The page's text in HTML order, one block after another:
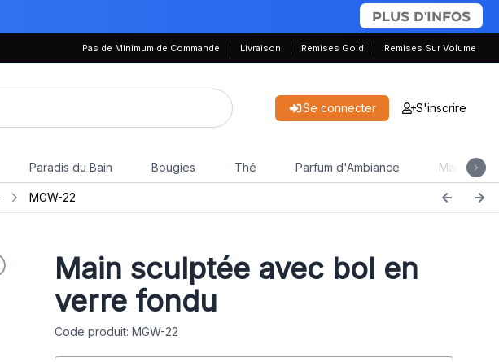
PLUS D'INFOS
Pas de Minimum de Commande Livraison Remises Gold Remises Sur Volume
Se connecter S'inscrire
Paradis du Bain Bougies Thé Parfum d'Ambiance Maison &
MGW-22
Main sculptée avec bol en
verre fondu
Code produit: MGW-22